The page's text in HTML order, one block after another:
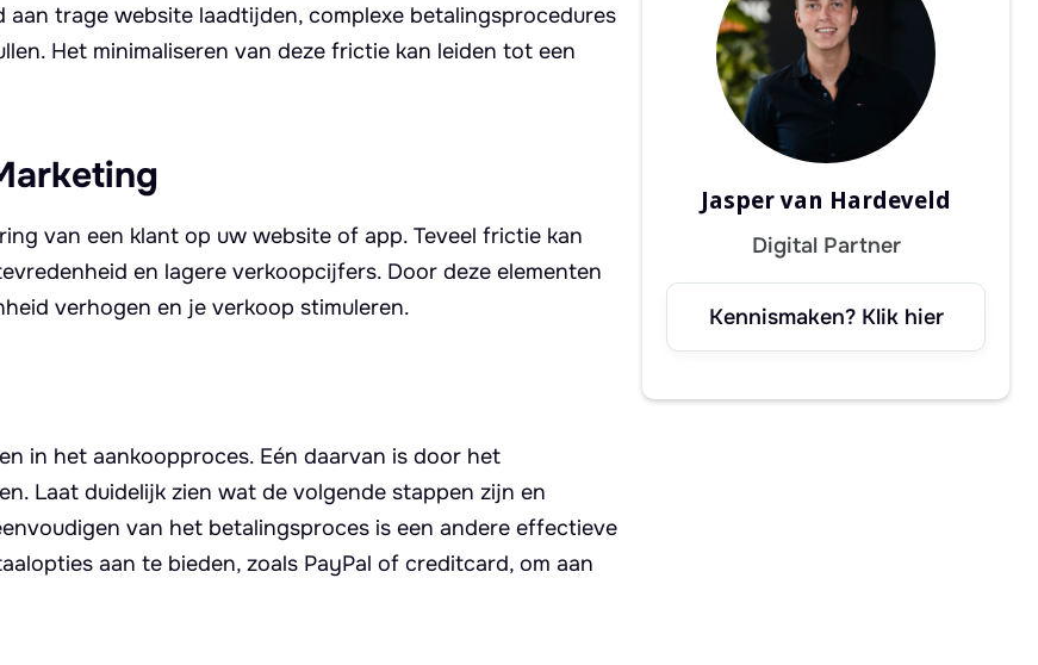
trage website laadtijden, complexe betalingsprocedures
Het minimaliseren van deze frictie kan leiden tot een
van een klant op uw website of app. Teveel frictie kan
en lagere verkoopcijfers. Door deze elementen
verhogen en je verkoop stimuleren.
in het aankoopproces. Eén daarvan is door het
Laat duidelijk zien wat de volgende stappen zijn en
van het betalingsproces is een andere effectieve
aan te bieden, zoals PayPal of creditcard, om aan
Jasper van Hardeveld
Digital Partner
Kennismaken? Klik hier